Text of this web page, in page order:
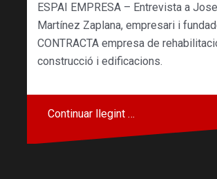
ESPAI EMPRESA – Entrevista a
Martínez Zaplana, empresari i
CONTRACTA empresa de
construcció i edificacions.
Continuar llegint …